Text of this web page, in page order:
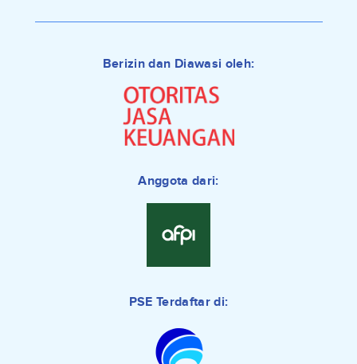
Berizin dan Diawasi oleh:
Anggota dari:
PSE Terdaftar di: